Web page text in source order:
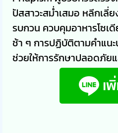
ปัสสาวะสม่ำเสมอ หลีกเลี่
รบกวน ควบคุมอาหารโซเ
ช้า ๆ การปฏิบัติตามคำแน
ช่วยให้การรักษาปลอดภัย